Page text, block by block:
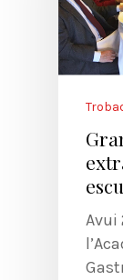
Avui